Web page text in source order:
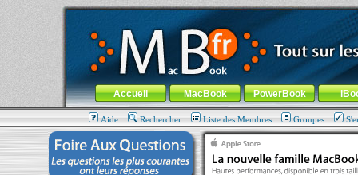
MacBook-fr.com : 100% Apple... 100% nomade !
Aller au contenu-Aller au menu général-Aller au menu de
Menu général
Accueil MacBook PowerBook
Aide Rechercher Liste des Membres Groupes